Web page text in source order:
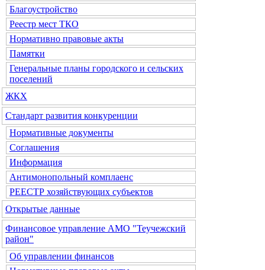
Благоустройство
Реестр мест ТКО
Нормативно правовые акты
Памятки
Генеральные планы городского и сельских
поселений
ЖКХ
Стандарт развития конкуренции
Нормативные документы
Соглашения
Информация
Антимонопольный комплаенс
РЕЕСТР хозяйствующих субъектов
Открытые данные
Финансовое управление АМО "Теучежский
район"
Об управлении финансов